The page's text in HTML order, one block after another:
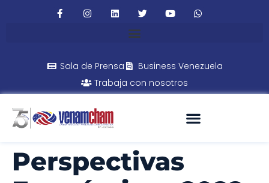
Sala de Prensa
Business Venezuela
Trabaja con nosotros
Perspectivas